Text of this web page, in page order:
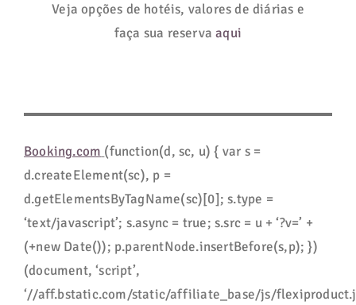
Veja opções de hotéis, valores de diárias e
faça sua reservaaqui
Booking.com (function(d, sc, u) { var s =
d.createElement(sc), p =
d.getElementsByTagName(sc)[0]; s.type =
‘text/javascript’; s.async = true; s.src = u + ‘?v=’ +
(+new Date()); p.parentNode.insertBefore(s,p); })
(document, ‘script’,
‘//aff.bstatic.com/static/affiliate_base/js/